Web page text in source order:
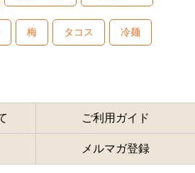
梅 タコス 冷麺
ご利用ガイド
メルマガ登録